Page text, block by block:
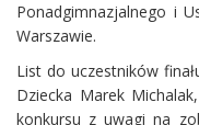
Ponadgimnazjalnego i
Warszawie.
List do uczestników
Dziecka Marek
konkursu z uwagi na